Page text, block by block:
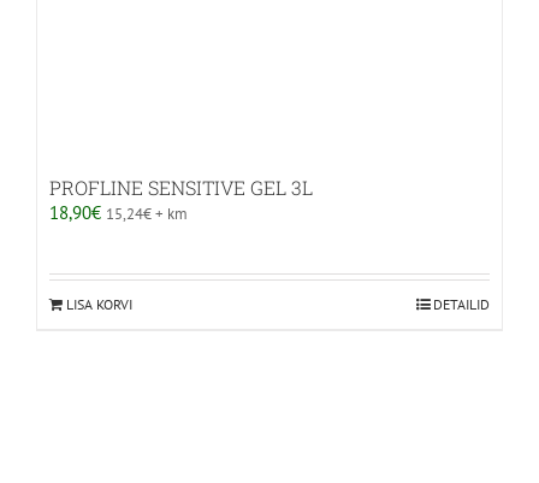
PROFLINE SENSITIVE GEL 3L
18,90€ 15,24€+ km
LISA KORVI DETAILID